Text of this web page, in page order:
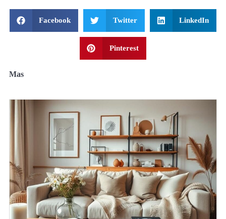
Facebook Twitter LinkedIn
Pinterest
Mas